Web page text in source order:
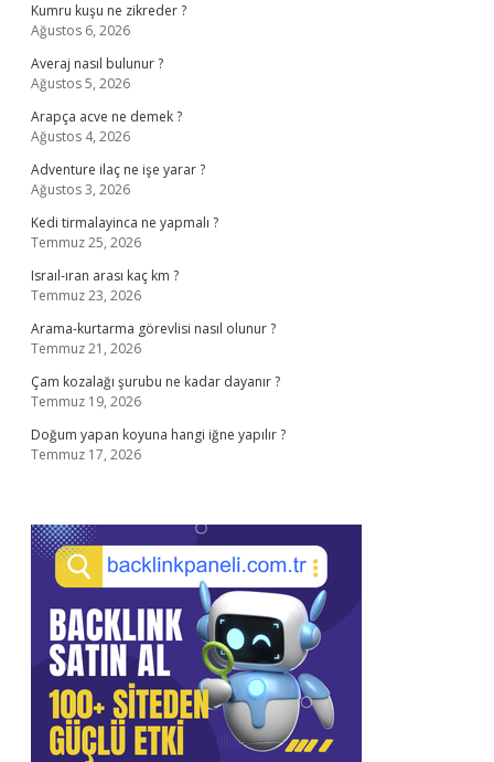
Kumru kuşu ne zikreder ?
Ağustos 6, 2026
Averaj nasıl bulunur ?
Ağustos 5, 2026
Arapça acve ne demek ?
Ağustos 4, 2026
Adventure ilaç ne işe yarar ?
Ağustos 3, 2026
Kedi tirmalayinca ne yapmalı ?
Temmuz 25, 2026
Israıl-ıran arası kaç km ?
Temmuz 23, 2026
Arama-kurtarma görevlisi nasıl olunur ?
Temmuz 21, 2026
Çam kozalağı şurubu ne kadar dayanır ?
Temmuz 19, 2026
Doğum yapan koyuna hangi iğne yapılır ?
Temmuz 17, 2026